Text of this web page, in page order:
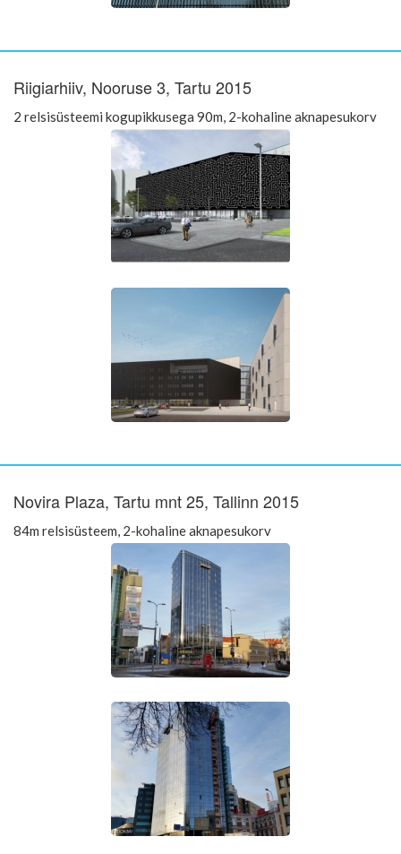
Riigiarhiiv, Nooruse 3, Tartu 2015
2 relsisüsteemi kogupikkusega 90m, 2-kohaline aknapesukorv
Novira Plaza, Tartu mnt 25, Tallinn 2015
84m relsisüsteem, 2-kohaline aknapesukorv